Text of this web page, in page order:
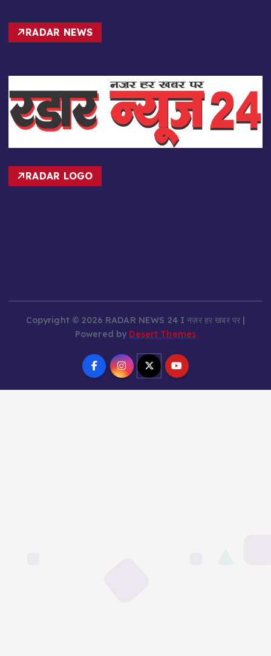
RADAR NEWS
RADAR LOGO
Copyright © 2026 RADAR NEWS 24 I नज़र हर खबर पर |
Powered by Desert Themes